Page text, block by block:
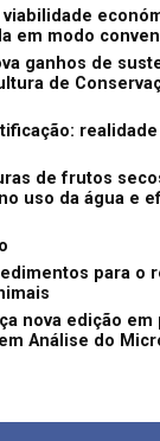
em modo
ganhos de
de
de frutos
uso da água e
para o
nova edição
Análise do